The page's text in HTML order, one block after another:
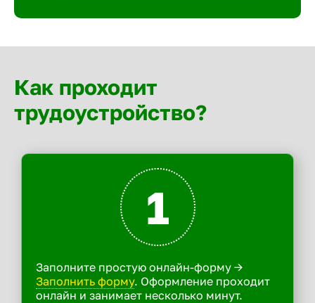
Как проходит
трудоустройство?
1
Заполните простую онлайн-форму ->
Заполнить форму. Оформление проходит
онлайн и занимает несколько минут.